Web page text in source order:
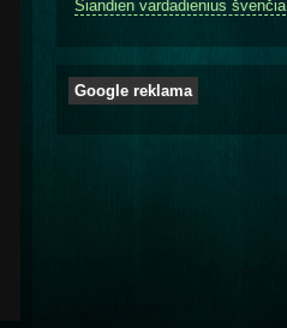
Šiandien vardadienius švenčia
Google reklama